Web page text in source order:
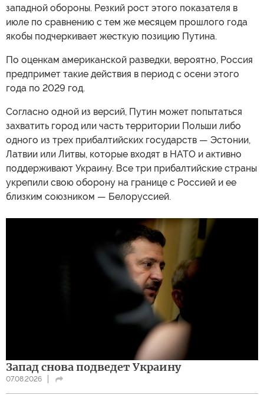
западной обороны. Резкий рост этого показателя в
июле по сравнению с тем же месяцем прошлого года
якобы подчеркивает жесткую позицию Путина.
По оценкам американской разведки, вероятно, Россия
предпримет такие действия в период с осени этого
года по 2029 год.
Согласно одной из версий, Путин может попытаться
захватить город или часть территории Польши либо
одного из трех прибалтийских государств — Эстонии,
Латвии или Литвы, которые входят в НАТО и активно
поддерживают Украину. Все три прибалтийские страны
укрепили свою оборону на границе с Россией и ее
близким союзником — Белоруссией.
Запад снова подведет Украину
07.08.2026